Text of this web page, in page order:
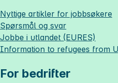
Nyttige artikler for jobbsøkere
Spørsmål og svar
Jobbe i utlandet (EURES)
Information to refugees from
For bedrifter